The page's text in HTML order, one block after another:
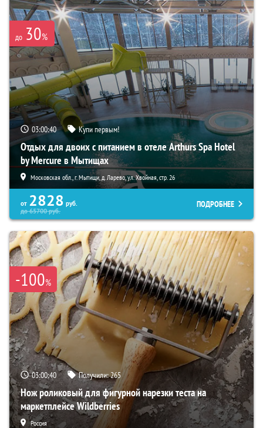
до 30%
03:00:39 Купи первым!
Отдых для двоих с питанием в отеле Arthurs Spa Hotel
by Mercure в Мытищах
Московская обл., г. Мытищи, д. Ларево, ул. Хвойная, стр. 26
от 2828 руб.
до65700руб.
ПОДРОБНЕЕ
-100%
03:00:39 Получили:265
Нож роликовый для фигурной нарезки теста на
маркетплейсе Wildberries
Россия